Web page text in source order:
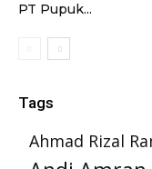
PT Pupuk...
Tags
Ahmad Rizal